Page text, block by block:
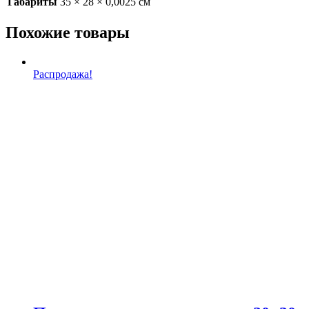
Похожие товары
Распродажа!